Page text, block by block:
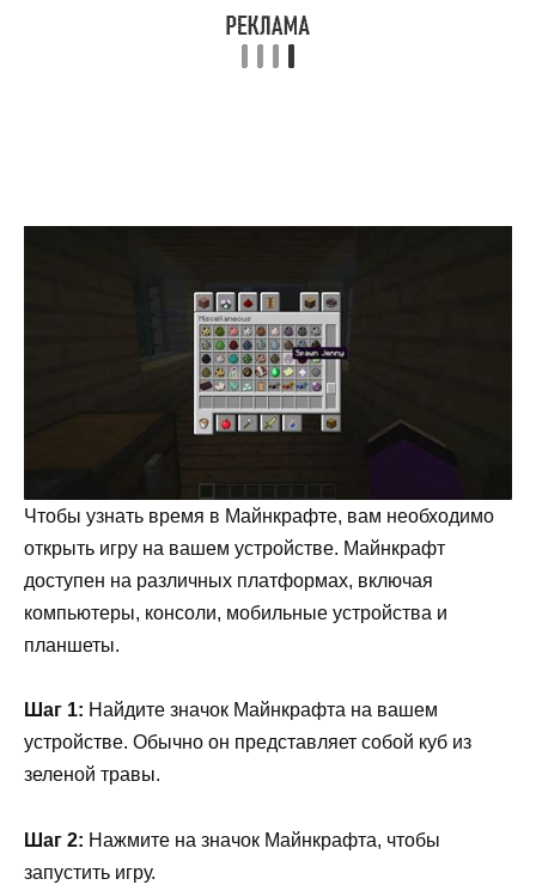
Чтобы узнать время в Майнкрафте, вам необходимо
открыть игру на вашем устройстве. Майнкрафт
доступен на различных платформах, включая
компьютеры, консоли, мобильные устройства и
планшеты.
Шаг 1: Найдите значок Майнкрафта на вашем
устройстве. Обычно он представляет собой куб из
зеленой травы.
Шаг 2: Нажмите на значок Майнкрафта, чтобы
запустить игру.